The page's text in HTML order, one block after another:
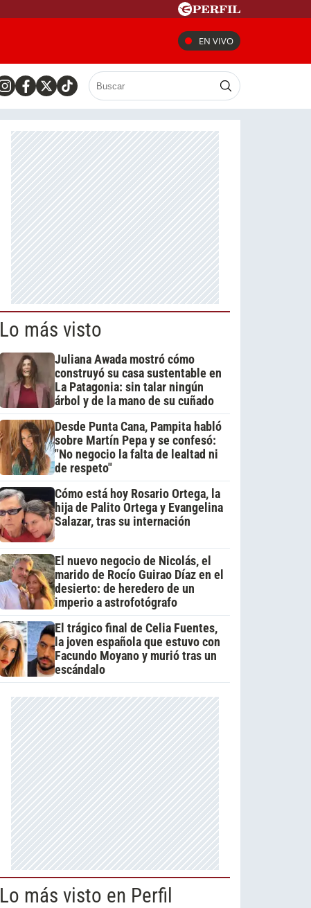
EN VIVO
Lo más visto
Juliana Awada mostró cómo
construyó su casa sustentable en
La Patagonia: sin talar ningún
árbol y de la mano de su cuñado
Desde Punta Cana, Pampita habló
sobre Martín Pepa y se confesó:
"No negocio la falta de lealtad ni
de respeto"
Cómo está hoy Rosario Ortega, la
hija de Palito Ortega y Evangelina
Salazar, tras su internación
El nuevo negocio de Nicolás, el
marido de Rocío Guirao Díaz en el
desierto: de heredero de un
imperio a astrofotógrafo
El trágico final de Celia Fuentes,
la joven española que estuvo con
Facundo Moyano y murió tras un
escándalo
Lo más visto en Perfil